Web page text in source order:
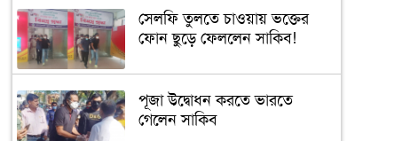
সেলফি তুলতে চাওয়ায় ভক্তের
ফোন ছুড়ে ফেললেন সাকিব!
পূজা উদ্বোধন করতে ভারতে
গেলেন সাকিব